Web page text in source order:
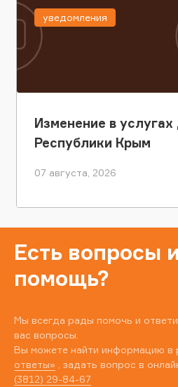
Изменение в услугах
Республики Крым
07 августа, 2026
уведомления
Есть вопросы
помощь?
Мы всегда рады помочь и
вас вопросы.
Вы можете найти информацию в
ответы» , задать вопрос в
(3812) 29-84-67